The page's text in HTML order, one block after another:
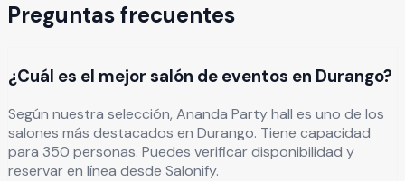
Preguntas frecuentes
¿Cuál es el mejor salón de eventos en Durango?
Según nuestra selección, Ananda Party hall es uno de los
salones más destacados en Durango. Tiene capacidad
para 350 personas. Puedes verificar disponibilidad y
reservar en línea desde Salonify.